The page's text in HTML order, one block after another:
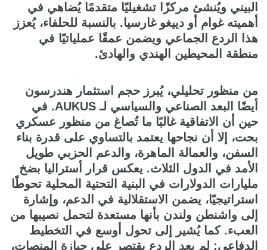
البيني ويُنشئ مركزًا تشغيليًا متقدمًا يُضاهي في
أهميته غوام أو دييغو غارسيا. بالنسبة للحلفاء، يُعزز
هذا الردع الجماعي ويضمن عمقًا عملياتيًا في
منطقة المحيطين الهندي والهادئ.
من منظور تحليلي، يُبرز حجم استثمار هندرسون
أيضًا البعد الصناعي والسياسي لـ AUKUS. في
حين أن الاتفاقية غالبًا ما تُصاغ من منظور عسكري
بحت، إلا أن نجاحها يعتمد بالتساوي على قدرة بناء
السفن، والعمالة الماهرة، والدعم الحزبي طويل
الأمد في الدول الثلاث. يعكس قرار أستراليا بضخ
مليارات الدولارات في البنية التحتية المحلية تحوطًا
استراتيجيًا، يضمن الاستقلالية في الدعم، وإشارة
إلى واشنطن ولندن بأنها مستعدة لتحمل نصيبها من
العبء. كما يُشير إلى تحول أوسع في التخطيط
الدفاعي: لم يعد الردع يقتصر على حيازة المنصات،